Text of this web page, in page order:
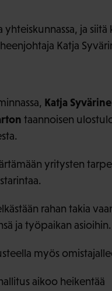
ja siitä
Katja
Katja
taannoisen
yritysten
rahan takia
ja työpaikan asioihin.
myös
aikoo heikentää